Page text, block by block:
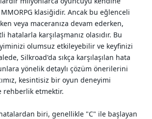
i
klasiğidir. Ancak bu eğlenceli
veya maceranıza devam ederken,
hatalarla karşılaşmanız olasıdır. Bu
olumsuz etkileyebilir ve keyfinizi
Silkroad'da sıkça karşılaşılan hata
yönelik detaylı çözüm önerilerini
kesintisiz bir oyun deneyimi
rehberlik etmektir.
hatalardan biri, genellikle "C" ile başlayan